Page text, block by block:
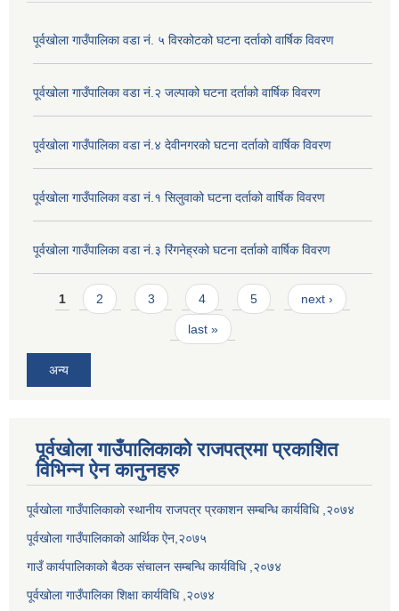
पूर्वखोला गाउँपालिका वडा नं. ५ विरकोटको घटना दर्ताको वार्षिक विवरण
पूर्वखोला गाउँपालिका वडा नं.२ जल्पाको घटना दर्ताको वार्षिक विवरण
पूर्वखोला गाउँपालिका वडा नं.४ देवीनगरको घटना दर्ताको वार्षिक विवरण
पूर्वखोला गाउँपालिका वडा नं.१ सिलुवाको घटना दर्ताको वार्षिक विवरण
पूर्वखोला गाउँपालिका वडा नं.३ रिंगनेह्रको घटना दर्ताको वार्षिक विवरण
Pages
1 2 3 4 5 next ›
last »
अन्य
पूर्वखोला गाउँपालिकाको राजपत्रमा प्रकाशित
विभिन्न ऐन कानुनहरु
पूर्वखोला गाउँपालिकाको स्थानीय राजपत्र प्रकाशन सम्बन्धि कार्यविधि ,२०७४
पूर्वखोला गाउँपालिकाको आर्थिक ऐन,२०७५
गाउँ कार्यपालिकाको बैठक संचालन सम्बन्धि कार्यविधि ,२०७४
पूर्वखोला गाउँपालिका शिक्षा कार्यविधि ,२०७४